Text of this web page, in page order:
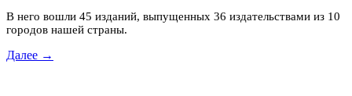
В него вошли 45 изданий, выпущенных 36 издательствами из 10
городов нашей страны.
Далее →